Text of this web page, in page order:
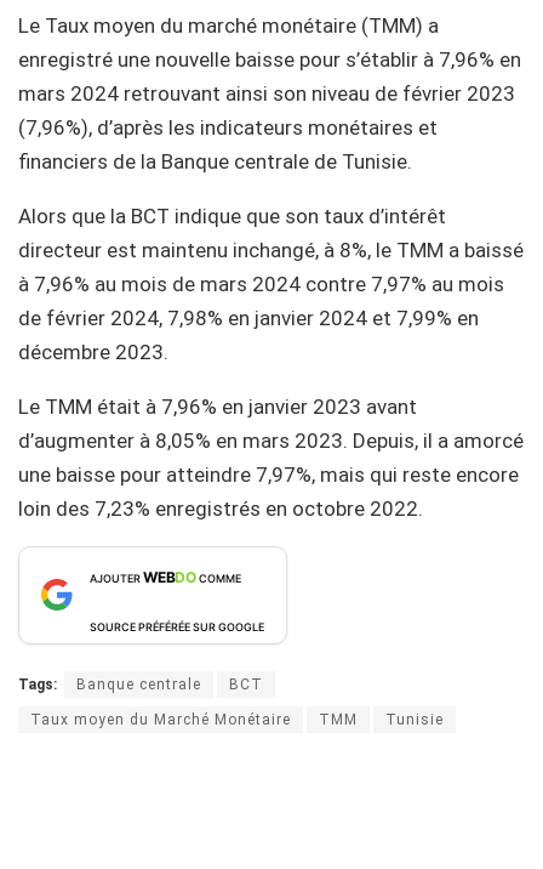
Le Taux moyen du marché monétaire (TMM) a
enregistré une nouvelle baisse pour s’établir à 7,96% en
mars 2024 retrouvant ainsi son niveau de février 2023
(7,96%), d’après les indicateurs monétaires et
financiers de la Banque centrale de Tunisie.
Alors que la BCT indique que son taux d’intérêt
directeur est maintenu inchangé, à 8%, le TMM a baissé
à 7,96% au mois de mars 2024 contre 7,97% au mois
de février 2024, 7,98% en janvier 2024 et 7,99% en
décembre 2023.
Le TMM était à 7,96% en janvier 2023 avant
d’augmenter à 8,05% en mars 2023. Depuis, il a amorcé
une baisse pour atteindre 7,97%, mais qui reste encore
loin des 7,23% enregistrés en octobre 2022.
AJOUTERWEBDOCOMME
SOURCE PRÉFÉRÉE SUR GOOGLE
Tags: Banque centrale BCT
Taux moyen du Marché Monétaire TMM Tunisie